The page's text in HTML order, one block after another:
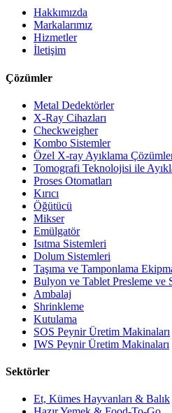
Hakkımızda
Markalarımız
Hizmetler
İletişim
Çözümler
Metal Dedektörler
X-Ray Cihazları
Checkweigher
Kombo Sistemler
Özel X-ray Ayıklama
Tomografi Teknolojisi ile
Proses Otomatları
Kırıcı
Öğütücü
Mikser
Emülgatör
Isıtma Sistemleri
Dolum Sistemleri
Taşıma ve Tamponlama
Bulyon ve Tablet Presleme ve
Ambalaj
Shrinkleme
Kutulama
SOS Peynir Üretim Makinaları
IWS Peynir Üretim Makinaları
Sektörler
Et, Kümes Hayvanları & Balık